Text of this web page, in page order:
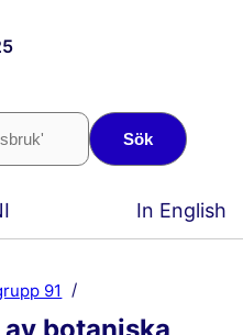
Sök
In English
91